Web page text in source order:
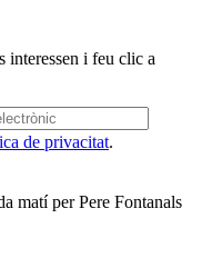
interessen i feu clic a
de privacitat.
matí per Pere Fontanals